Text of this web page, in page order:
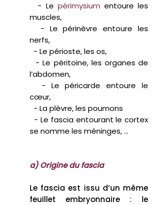
- Le périmysium entoure les
muscles,
- Lepérinèvre entoure les
nerfs,
- Le périoste, les os,
- Le péritoine,les organes de
l’abdomen,
- Lepéricarde entoure le
cœur,
- Laplèvre,les poumons
- Le fascia entourant le cortex
se nomme les méninges, ...
a) Origine du fascia
Le fascia est issu d’un même
feuillet embryonnaire : le